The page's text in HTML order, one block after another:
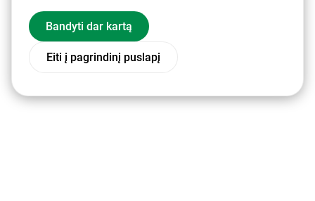
Bandyti dar kartą
Eiti į pagrindinį puslapį